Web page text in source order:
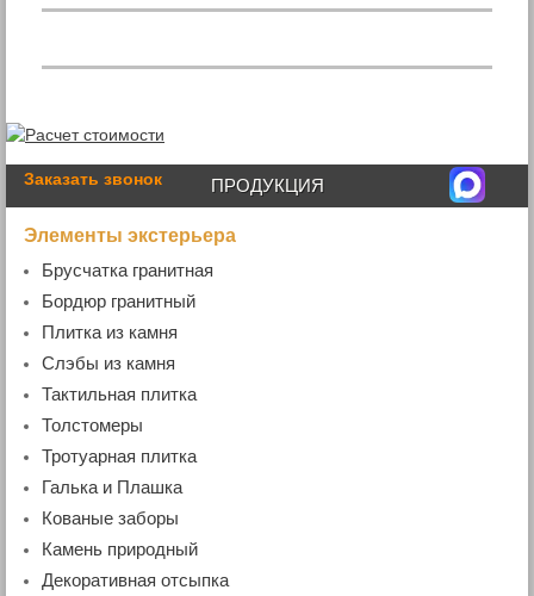
Заказать звонок ПРОДУКЦИЯ
Элементы экстерьера
Брусчатка гранитная
- Пиленая брусчатка
- Пилено-колотая брусчатка
Бордюр гранитный
- Бордюр дорожный
- Бордюр радиусный
- Бордюр гранитный ГП4 (100х200хL)
Плитка из камня
- Гранитная плитка
Слэбы из камня
- Мраморные слэбы
Тактильная плитка
Толстомеры
- Гранитная плита
Тротуарная плитка
Галька и Плашка
Кованые заборы
- Кованые ворота и калитки
Камень природный
Декоративная отсыпка